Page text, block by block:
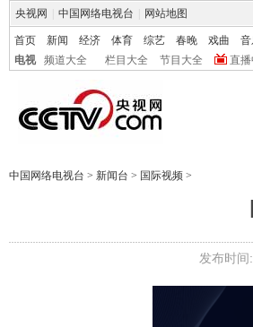
央视网 中国网络电视台 网站地图
首页 新闻 经济 体育 综艺 春晚 戏曲
电视
频道大全 栏目大全 节目大全 直播
中国网络电视台 > 新闻台 > 国际视频 >
发布时